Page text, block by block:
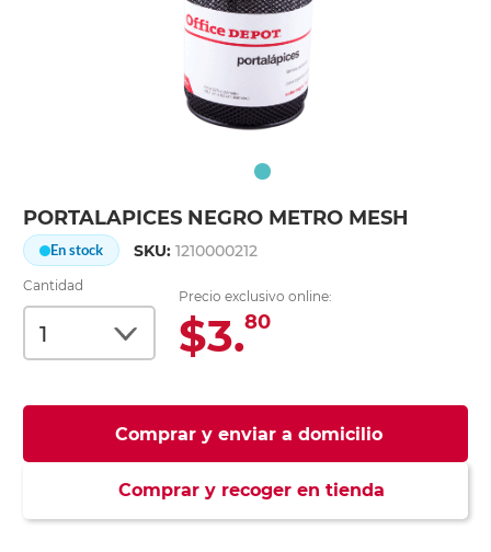
PORTALAPICES NEGRO METRO MESH
En stock SKU:1210000212
Cantidad
Precio exclusivo online:
$3.80
Comprar y enviar a domicilio
Comprar y recoger en tienda